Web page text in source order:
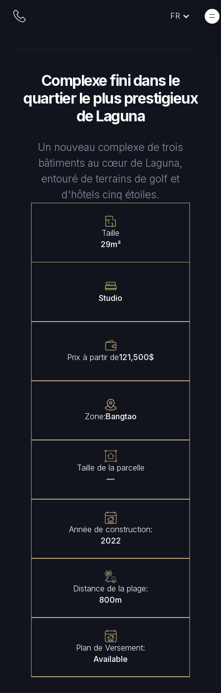
FR
Complexe fini dans le
quartier le plus prestigieux
de Laguna
Un nouveau complexe de trois
bâtiments au cœur de Laguna,
entouré de terrains de golf et
d'hôtels cinq étoiles.
Taille
29m²
Studio
Prix à partir de121,500$
Zone:Bangtao
Taille de la parcelle
—
Année de construction:
2022
Distance de la plage:
800m
Plan de Versement:
Available